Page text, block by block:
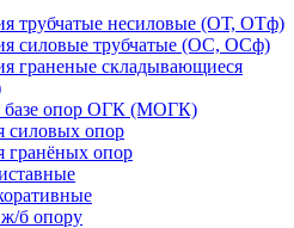
трубчатые несиловые (ОТ, ОТф)
силовые трубчатые (ОС, ОСф)
граненые складывающиеся
базе опор ОГК (МОГК)
силовых опор
опор
б опору